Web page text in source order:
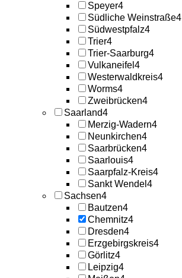
Speyer4
Südliche Weinstraße4
Südwestpfalz4
Trier4
Trier-Saarburg4
Vulkaneifel 4
Westerwaldkreis4
Worms4
Zweibrücken4
Saarland4
Merzig-Wadern4
Neunkirchen4
Saarbrücken4
Saarlouis4
Saarpfalz-Kreis4
Sankt Wendel 4
Sachsen4
Bautzen4
Chemnitz4
Dresden4
Erzgebirgskreis4
Görlitz4
Leipzig4